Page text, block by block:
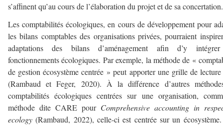
s’affinent qu’au cours de l’élaboration du projet et de sa concertation.
Les comptabilités écologiques, en cours de développement pour
les bilans comptables des organisations privées, pourraient
adaptations des bilans d’aménagement afin d’y
fonctionnements écologiques. Par exemple, la méthode de «
de gestion écosystème centrée » peut apporter une grille de
(Rambaud et Feger, 2020). À la différence d’autres
comptabilités écologiques centrées sur une organisation,
méthode dite CARE pour Comprehensive accounting in
ecology (Rambaud, 2022), celle-ci est centrée sur un